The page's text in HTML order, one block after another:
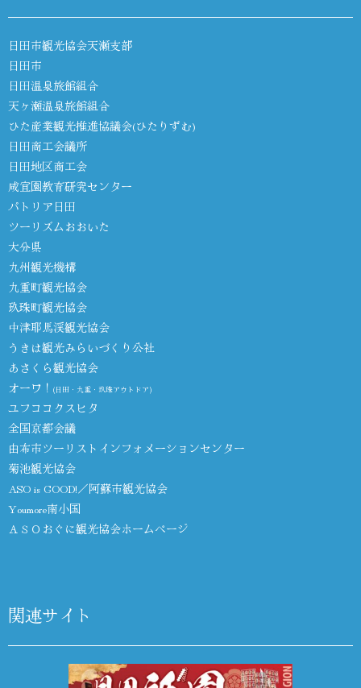
日田市観光協会天瀬支部
日田市
日田温泉旅館組合
天ヶ瀬温泉旅館組合
ひた産業観光推進協議会(ひたりずむ)
日田商工会議所
日田地区商工会
咸宜園教育研究センター
パトリア日田
ツーリズムおおいた
大分県
九州観光機構
九重町観光協会
玖珠町観光協会
中津耶馬渓観光協会
うきは観光みらいづくり公社
あさくら観光協会
オーワ！ (日田・九重・玖珠アウトドア)
ユフココクスヒタ
全国京都会議
由布市ツーリストインフォメーションセンター
菊池観光協会
ASO is GOOD!／阿蘇市観光協会
Youmore南小国
ＡＳＯおぐに観光協会ホームページ
関連サイト